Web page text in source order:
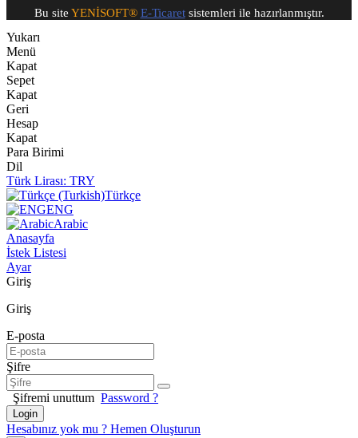
Bu site YENİSOFT®️ E-Ticaretsistemleri ile hazırlanmıştır.
Yukarı
Menü
Kapat
Sepet
Kapat
Geri
Hesap
Kapat
Para Birimi
Dil
Türk Lirası: TRY
Türkçe
ENG
Arabic
Anasayfa
İstek Listesi
Ayar
Giriş
Giriş
E-posta
Şifre
Şifremi unuttum Password ?
Login
Hesabınız yok mu ? Hemen Oluşturun